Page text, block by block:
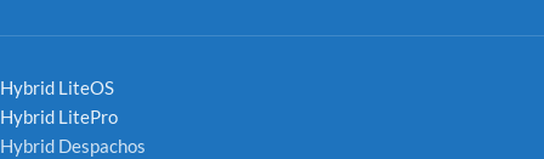
Hybrid LiteOS
Hybrid LitePro
Hybrid Despachos